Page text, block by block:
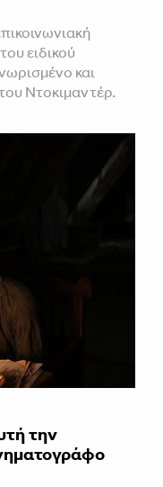
ειδικού
και
Ντοκιμαντέρ.
την